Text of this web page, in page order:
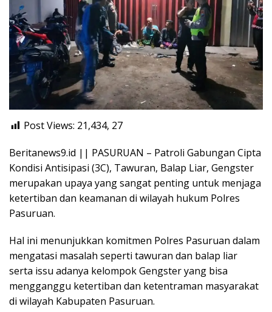
Post Views: 21,434, 27
Beritanews9.id || PASURUAN – Patroli Gabungan Cipta
Kondisi Antisipasi (3C), Tawuran, Balap Liar, Gengster
merupakan upaya yang sangat penting untuk menjaga
ketertiban dan keamanan di wilayah hukum Polres
Pasuruan.
Hal ini menunjukkan komitmen Polres Pasuruan dalam
mengatasi masalah seperti tawuran dan balap liar
serta issu adanya kelompok Gengster yang bisa
mengganggu ketertiban dan ketentraman masyarakat
di wilayah Kabupaten Pasuruan.